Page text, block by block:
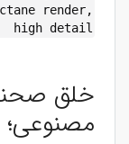
render,
high detail
خلق